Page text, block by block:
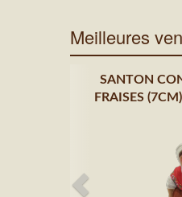
Meilleures
SANTON
FRAISES